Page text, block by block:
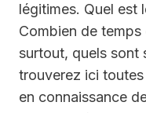
légitimes. Quel est
Combien de
surtout, quels sont
trouverez ici
en connaissance